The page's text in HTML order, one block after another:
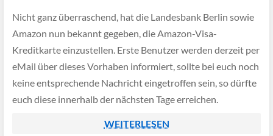
Nicht ganz überraschend, hat die Landesbank Berlin sowie
Amazon nun bekannt gegeben, die Amazon-Visa-
Kreditkarte einzustellen. Erste Benutzer werden derzeit per
eMail über dieses Vorhaben informiert, sollte bei euch noch
keine entsprechende Nachricht eingetroffen sein, so dürfte
euch diese innerhalb der nächsten Tage erreichen.
WEITERLESEN